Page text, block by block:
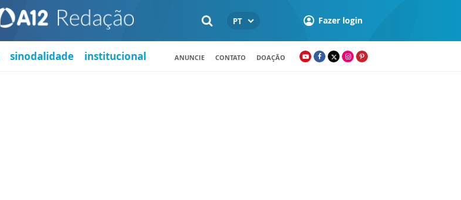
PT Fazer login
sinodalidade institucional ANUNCIE CONTATO DOAÇÃO